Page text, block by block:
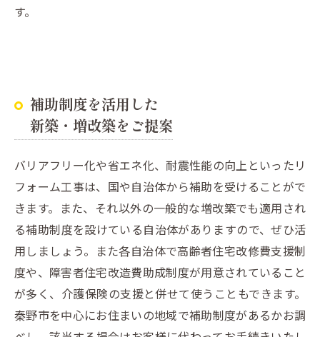
す。
補助制度を活用した
新築・増改築をご提案
バリアフリー化や省エネ化、耐震性能の向上といったリ
フォーム工事は、国や自治体から補助を受けることがで
きます。また、それ以外の一般的な増改築でも適用され
る補助制度を設けている自治体がありますので、ぜひ活
用しましょう。また各自治体で高齢者住宅改修費支援制
度や、障害者住宅改造費助成制度が用意されていること
が多く、介護保険の支援と併せて使うこともできます。
秦野市を中心にお住まいの地域で補助制度があるかお調